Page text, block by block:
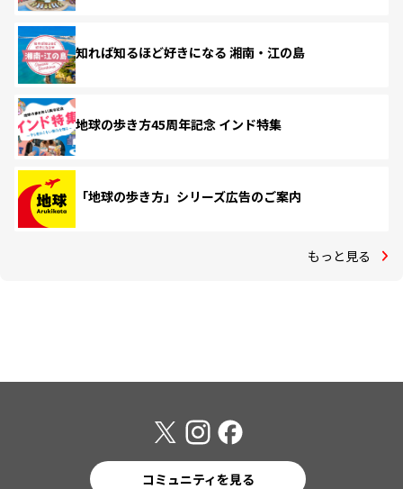
知れば知るほど好きになる 湘南・江の島
地球の歩き方45周年記念 インド特集
「地球の歩き方」シリーズ広告のご案内
もっと見る
コミュニティを見る